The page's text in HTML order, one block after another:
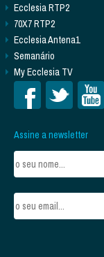
Ecclesia RTP2
70X7 RTP2
Ecclesia Antena1
Semanário
My Ecclesia TV
Assine a newsletter